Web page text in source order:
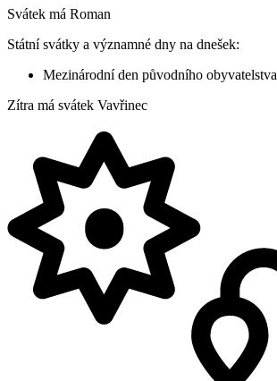
Svátek má Roman
Státní svátky a významné dny na dnešek:
Mezinárodní den původního obyvatelstva
Zítra má svátek Vavřinec